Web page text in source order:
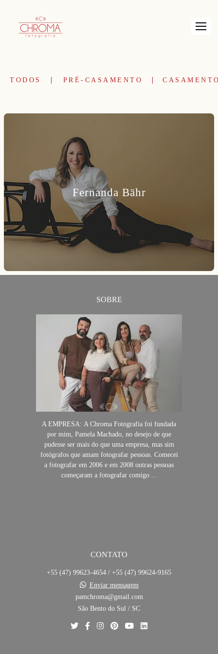
TODOS PRÉ-CASAMENTO
Fernanda Bähr
SOBRE
A EMPRESA: A Chroma Fotografia foi fundada
por mim, Pamela Machado, no desejo de que
pudesse ser mais do que uma empresa, mas sim
fotógrafos que amam fotografar pessoas. Comecei
a fotografar em 2006 e em 2008 outras pessoas
começaram a fotografar comigo ...
CONTATO
+55 (47) 99623-4654 / +55 (47) 99624-9165
Enviar mensagem
pamchroma@gmail.com
São Bento do Sul / SC